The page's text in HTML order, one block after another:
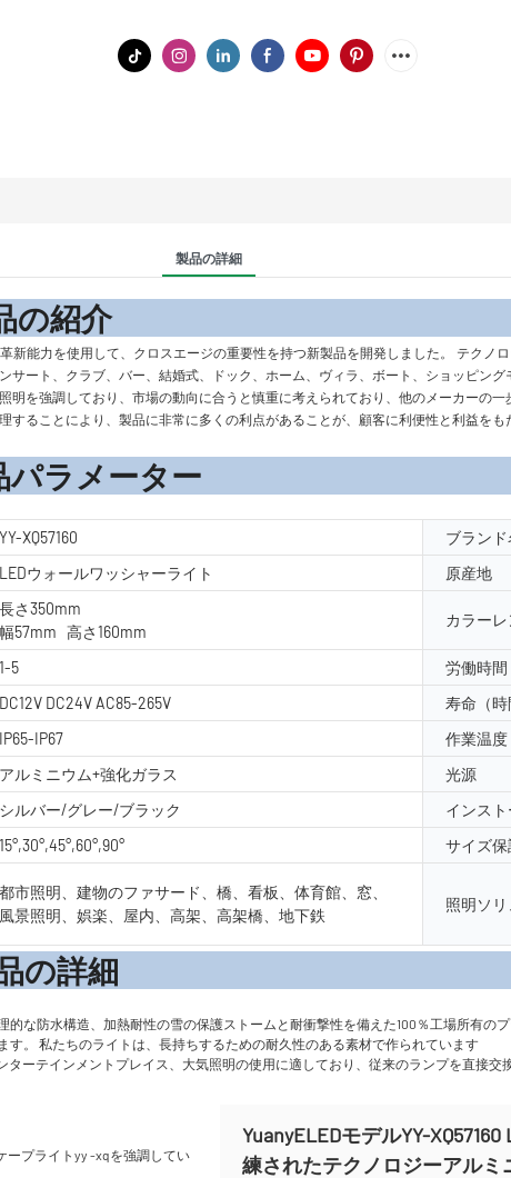
製品の詳細
紹
能力を使用して、クロスエージの重要性を持つ新製品を開発しました。 テクノ
ート、クラブ、バー、結婚式、ドック、ホーム、ヴィラ、ボート、ショッピン
を強調しており、市場の動向に合うと慎重に考えられており、他のメーカーの
ることにより、製品に非常に多くの利点があることが、顧客に利便性と利益をも
ター
YY-XQ57160 ブランド
LEDウォールワッシャーライト 原産地
長さ350mm
幅57mm 高さ160mm
カラーレ
1-5 労働時間
DC12V DC24V AC85-265V 寿命（時
IP65-IP67 作業温度
アルミニウム+強化ガラス 光源
シルバー/グレー/ブラック インス
15°,30°,45°,60°,90° サイズ保
都市照明、建物のファサード、橋、看板、体育館、窓、
風景照明、娯楽、屋内、高架、高架橋、地下鉄
照明ソ
詳
な防水構造、加熱耐性の雪の保護ストームと耐衝撃性を備えた100％工場所有の
。 私たちのライトは、長持ちするための耐久性のある素材で作られています
ーテインメントプレイス、大気照明の使用に適しており、従来のランプを直接交
YuanyELEDモデルYY-
練されたテクノロジーアル